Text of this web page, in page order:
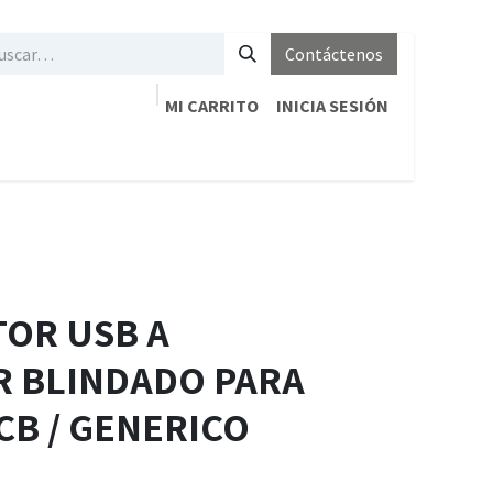
Contáctenos
MI CARRITO
INICIA SESIÓN
USB A
BLINDADO PARA
/ GENERICO